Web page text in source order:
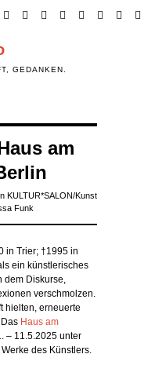
GEDANKEN.
am
KULTUR*SALON/Kunst
Funk
in Trier; †1995 in
ein künstlerisches
dem Diskurse,
verschmolzen.
hielten, erneuerte
Das Haus am
– 11.5.2025 unter
des Künstlers.